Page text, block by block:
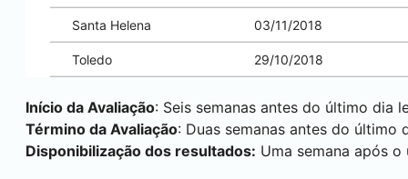
Santa Helena 03/11/2018
Toledo 29/10/2018
Início da Avaliação: Seis semanas antes do último dia
Término da Avaliação: Duas semanas antes do último
Disponibilização dos resultados: Uma semana após